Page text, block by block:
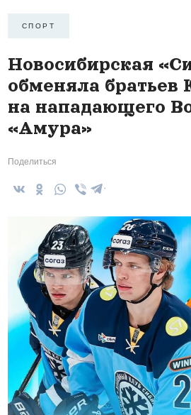
СПОРТ
Новосибирская
обменяла братьев
на нападающего
«Амура»
Поделиться